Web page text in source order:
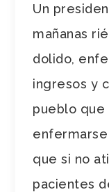
Un
mañanas
dolido,
ingresos y
pueblo
que si no
pacientes